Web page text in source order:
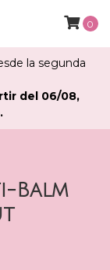
la segunda
del 06/08,
0
Balm